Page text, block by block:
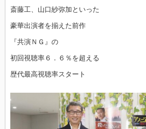
斎藤工、山口紗弥加といった
豪華出演者を揃えた前作
『共演ＮＧ』の
初回視聴率６．６％を超える
歴代最高視聴率スタート